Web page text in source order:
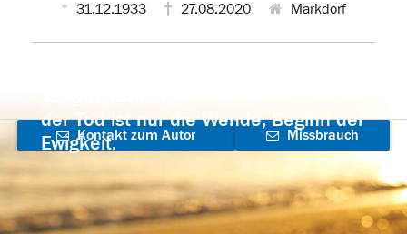
31.12.1933 27.08.2020 Markdorf
der Tod ist nur die Wende, Beginn der
Ewigkeit.
Kontakt zum Autor
aufnehmen
Missbrauch